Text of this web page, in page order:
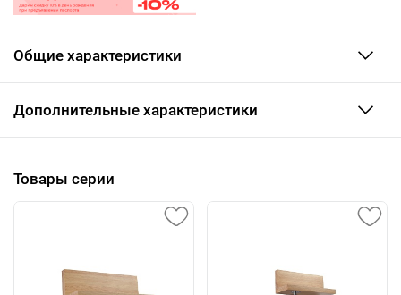
Общие характеристики
Дополнительные характеристики
Товары серии